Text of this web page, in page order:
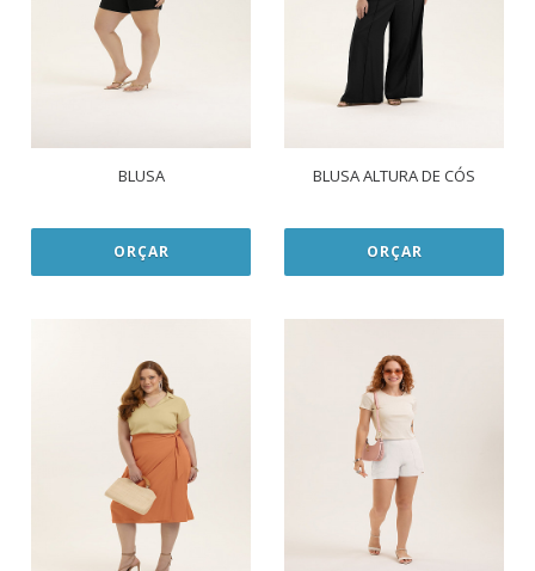
BLUSA
ORÇAR
BLUSA ALTURA DE CÓS
ORÇAR